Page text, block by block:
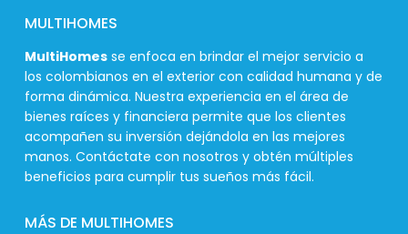
MULTIHOMES
MultiHomes se enfoca en brindar el mejor servicio a
los colombianos en el exterior con calidad humana y de
forma dinámica. Nuestra experiencia en el área de
bienes raíces y financiera permite que los clientes
acompañen su inversión dejándola en las mejores
manos. Contáctate con nosotros y obtén múltiples
beneficios para cumplir tus sueños más fácil.
MÁS DE MULTIHOMES